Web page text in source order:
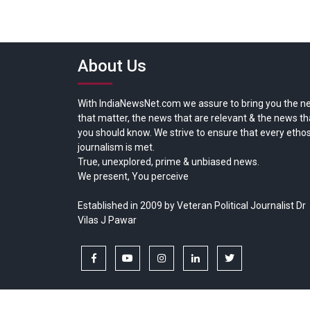
About Us
With IndiaNewsNet.com we assure to bring you the
that matter, the news that are relevant & the news
you should know. We strive to ensure that every
journalism is met.
True, unexplored, prime & unbiased news.
We present, You perceive
Established in 2009 by Veteran Political Journalist Dr
Vilas J Pawar
facebook youtubeinstagramlinkedintwitter